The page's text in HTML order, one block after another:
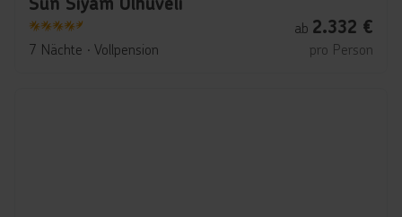
4.5
7 Nächte ∙ Vollpension
ab 2.332 €
pro Person